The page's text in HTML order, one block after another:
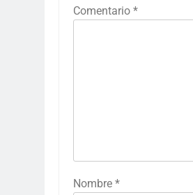
Comentario *
Nombre *